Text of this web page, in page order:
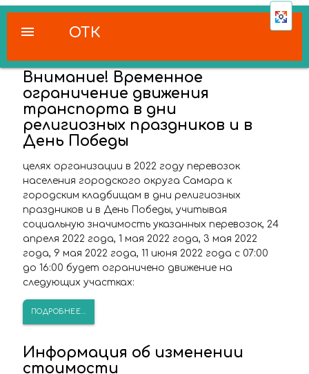
ОТК
menu
Внимание! Временное
ограничение движения
транспорта в дни
религиозных праздников и в
День Победы
целях организации в 2022 году перевозок
населения городского округа Самара к
городским кладбищам в дни религиозных
праздников и в День Победы, учитывая
социальную значимость указанных перевозок, 24
апреля 2022 года, 1 мая 2022 года, 3 мая 2022
года, 9 мая 2022 года, 11 июня 2022 года с 07:00
до 16:00 будет ограничено движение на
следующих участках:
ПОДРОБНЕЕ...
Информация об изменении
стоимости